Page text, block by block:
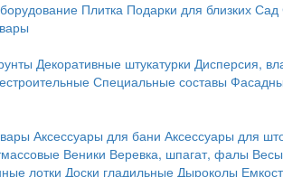
Плитка Подарки для близких Сад
Декоративные штукатурки Дисперсия,
Специальные составы
Аксессуары для бани Аксессуары для
Веники Веревка, шпагат, фалы
лотки Доски гладильные Дыроколы